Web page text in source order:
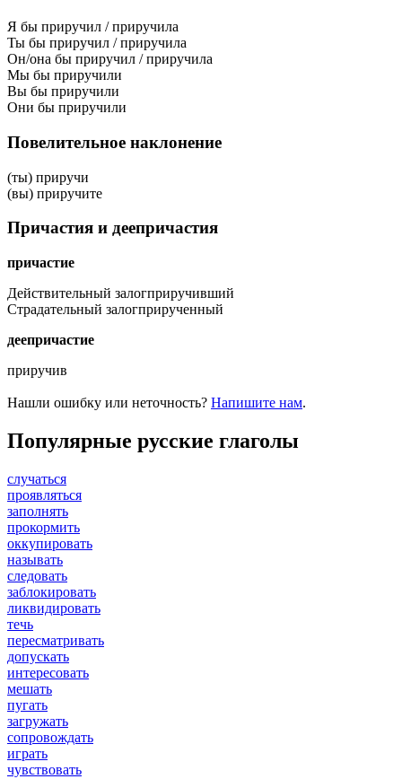
Я бы приручил / приручила
Ты бы приручил / приручила
Он/она бы приручил / приручила
Мы бы приручили
Вы бы приручили
Они бы приручили
Повелительное наклонение
(ты) приручи
(вы) приручите
Причастия и деепричастия
причастие
Действительный залогприручивший
Страдательный залогприрученный
деепричастие
приручив
Нашли ошибку или неточность? Напишите нам.
Популярные русские глаголы
случаться
проявляться
заполнять
прокормить
оккупировать
называть
следовать
заблокировать
ликвидировать
течь
пересматривать
допускать
интересовать
мешать
пугать
загружать
сопровождать
играть
чувствовать